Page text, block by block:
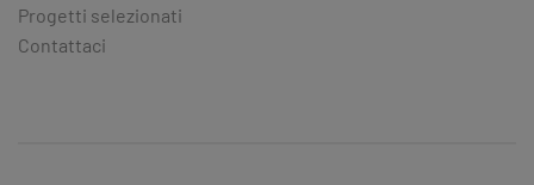
Progetti selezionati
Contattaci